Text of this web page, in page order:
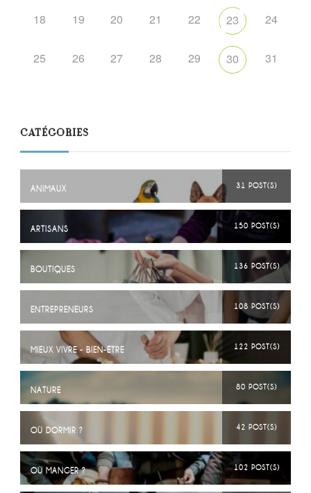
18 19 20 21 22 23 24
25 26 27 28 29 30 31
CATÉGORIES
ANIMAUX 31 POST(S)
ARTISANS 150 POST(S)
BOUTIQUES 136 POST(S)
ENTREPRENEURS 108 POST(S)
MIEUX VIVRE - BIEN-ÊTRE 122 POST(S)
NATURE 80 POST(S)
OÙ DORMIR ? 42 POST(S)
OÙ MANGER ? 102 POST(S)